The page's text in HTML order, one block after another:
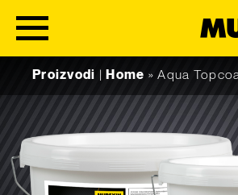
Proizvodi
Home »Aqua